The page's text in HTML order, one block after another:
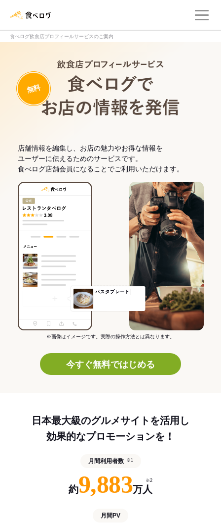
食べログ飲食店プロフィールサービスのご案内
無料
店舗情報を編集し、お店の魅力やお得な情報を
ユーザーに伝えるためのサービスです。
食べログ店舗会員になることでご利用いただけます。
※画像はイメージです。実際の操作方法とは異なります。
今すぐ無料ではじめる
日本最大級のグルメサイトを活用し
効果的なプロモーションを！
月間利用者数 ※1
約9,883万人
※2
月間PV